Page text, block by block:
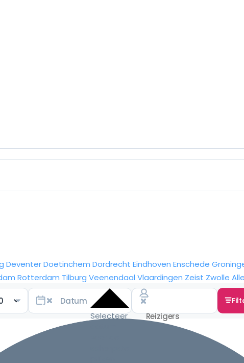
DeventerDoetinchem Dordrecht Eindhoven Enschede
Rotterdam Tilburg Veenendaal Vlaardingen Zeist Zwolle
Selecteer